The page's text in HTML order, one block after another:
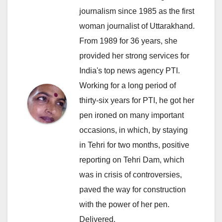
journalism since 1985 as the first
woman journalist of Uttarakhand.
From 1989 for 36 years, she
provided her strong services for
India's top news agency PTI.
Working for a long period of
thirty-six years for PTI, he got her
pen ironed on many important
occasions, in which, by staying
in Tehri for two months, positive
reporting on Tehri Dam, which
was in crisis of controversies,
paved the way for construction
with the power of her pen.
Delivered.